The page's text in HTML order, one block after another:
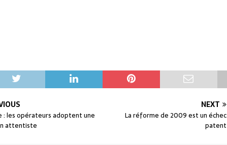
: les opérateurs adoptent une
attentiste
NEXT
La réforme de 2009 est un échec
patent